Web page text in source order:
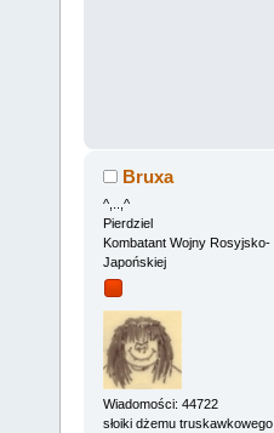
Bruxa
^,..,^
Pierdziel
Kombatant Wojny Rosyjsko-
Japońskiej
Wiadomości: 44722
słoiki dżemu truskawkowego